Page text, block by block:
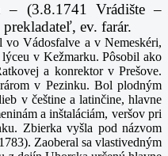
(3.8.1741 Vrádište –
ev. farár.
Vádosfalve a v Nemeskéri,
v Kežmarku. Pôsobil ako
a konrektor v Prešove.
v Pezinku. Bol plodným
v češtine a latinčine, hlavne
a inštaláciám, veršov pri
Zbierka vyšla pod názvom
Zaoberal sa vlastivedným